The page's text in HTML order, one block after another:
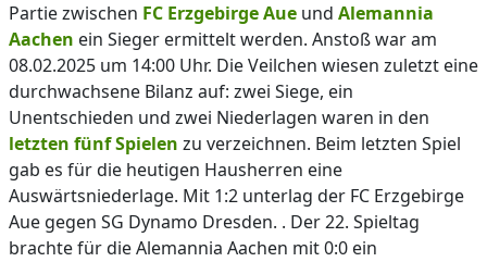
Partie zwischen FC Erzgebirge Aue und Alemannia
Aachen ein Sieger ermittelt werden. Anstoß war am
08.02.2025 um 14:00 Uhr. Die Veilchen wiesen zuletzt eine
durchwachsene Bilanz auf: zwei Siege, ein
Unentschieden und zwei Niederlagen waren in den
letzten fünf Spielen zu verzeichnen. Beim letzten Spiel
gab es für die heutigen Hausherren eine
Auswärtsniederlage. Mit 1:2 unterlag der FC Erzgebirge
Aue gegen SG Dynamo Dresden. . Der 22. Spieltag
brachte für die Alemannia Aachen mit 0:0 ein